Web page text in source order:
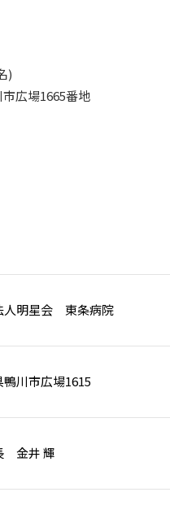
)
場1665番地
人明星会 東条病院
川市広場1615
金井 輝